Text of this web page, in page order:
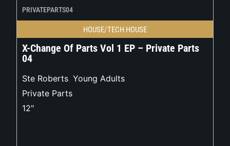
PRIVATEPARTS04
HOUSE/TECH HOUSE
X-Change Of Parts Vol 1 EP – Private Parts
04
Ste Roberts, Young Adults
Private Parts
12"